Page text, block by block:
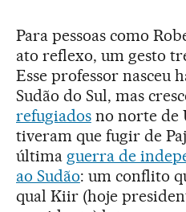
Para pessoas como
ato reflexo, um gesto
Esse professor nasceu
Sudão do Sul, mas
refugiadosno norte de
tiveram que fugir de
última guerra de
ao Sudão: um conflito
qual Kiir (hoje